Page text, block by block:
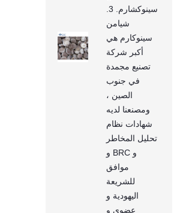
سينوكشارم. 3.
شيامن
سينوكارم هي
أكبر شركة
تصنيع مجمدة
في جنوب
الصين ،
ومصنعنا لديه
شهادات نظام
تحليل المخاطر
و BRC و
موافق
للشريعة
اليهودية و
عضوي و